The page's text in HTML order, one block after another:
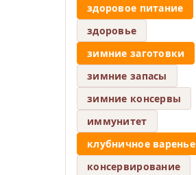
здоровое питание
здоровье
зимние заготовки
зимние запасы
зимние консервы
иммунитет
клубничное варенье
консервирование